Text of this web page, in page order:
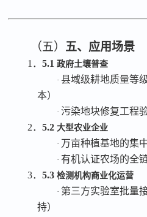
（五） 五、应用场景
1．5.1政府土壤普查
· 县域级耕地质量等
本）
· 污染地块修复工程
2．5.2大型农业企业
· 万亩种植基地的集
·有机认证农场的全
3．5.3检测机构商业化运营
· 第三方实验室批量
持）